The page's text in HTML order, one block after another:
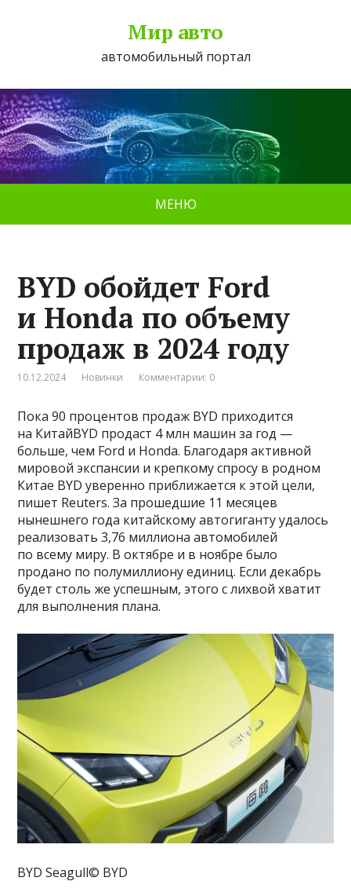
Мир авто
автомобильный портал
МЕНЮ
BYD обойдет Ford
и Honda по объему
продаж в 2024 году
10.12.2024 Новинки Комментарии: 0
Пока 90 процентов продаж BYD приходится
на КитайBYD продаст 4 млн машин за год —
больше, чем Ford и Honda. Благодаря активной
мировой экспансии и крепкому спросу в родном
Китае BYD уверенно приближается к этой цели,
пишет Reuters. За прошедшие 11 месяцев
нынешнего года китайскому автогиганту удалось
реализовать 3,76 миллиона автомобилей
по всему миру. В октябре и в ноябре было
продано по полумиллиону единиц. Если декабрь
будет столь же успешным, этого с лихвой хватит
для выполнения плана.
BYD Seagull© BYD